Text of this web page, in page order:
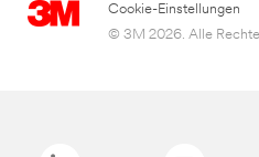
Cookie-Einstellungen
© 3M 2026. Alle Rechte